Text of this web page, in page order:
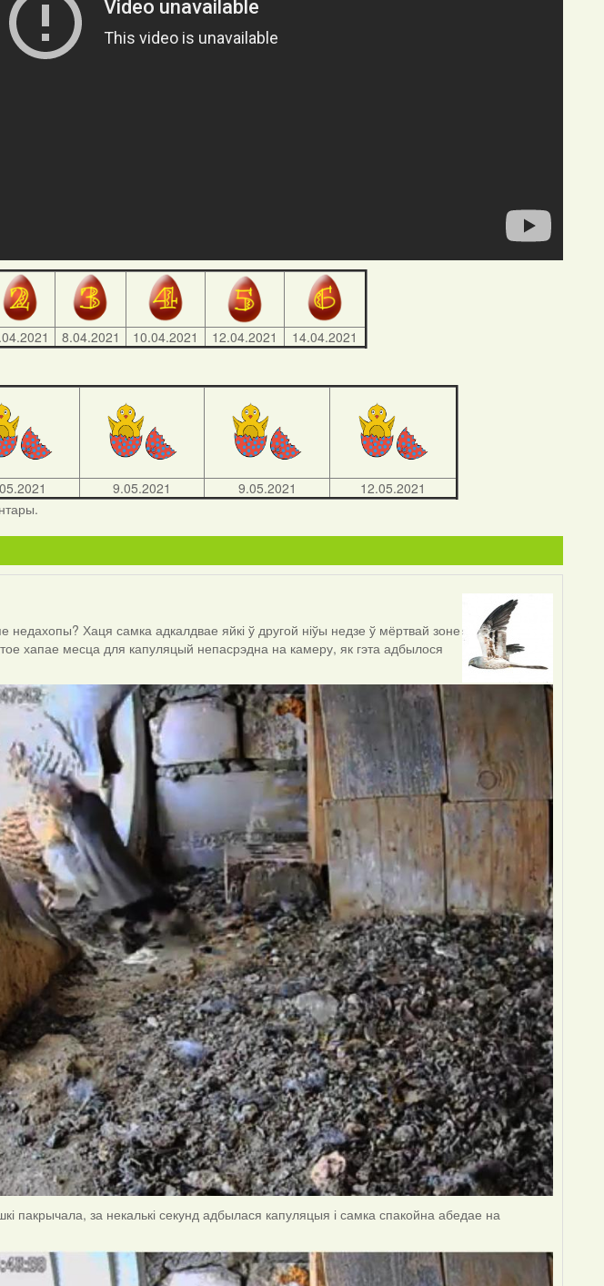
8.04.2021 10.04.2021 12.04.2021 14.04.2021
9.05.2021 9.05.2021
12.05.2021
недахопы? Хаця самка адкалдвае яйкі ў другой ніўы недзе ў мёртвай зоне
хапае месца для капуляцый непасрэдна на камеру, як гэта адбылося
пакрычала, за некалькі секунд адбылася капуляцыя і самка спакойна абедае на